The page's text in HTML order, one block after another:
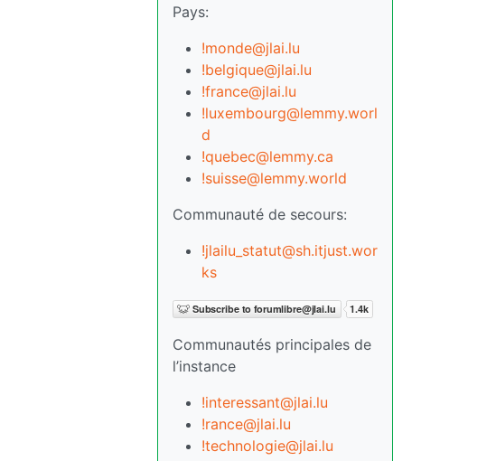
Pays:
!monde@jlai.lu
!belgique@jlai.lu
!france@jlai.lu
!luxembourg@lemmy.worl
d
!quebec@lemmy.ca
!suisse@lemmy.world
Communauté de secours:
!jlailu_statut@sh.itjust.wor
ks
Communautés principales de
l’instance
!interessant@jlai.lu
!rance@jlai.lu
!technologie@jlai.lu